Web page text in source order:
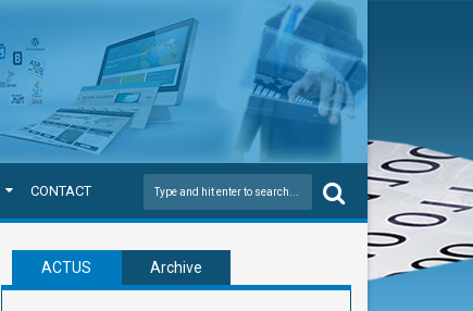
CONTACT
ACTUS Archive